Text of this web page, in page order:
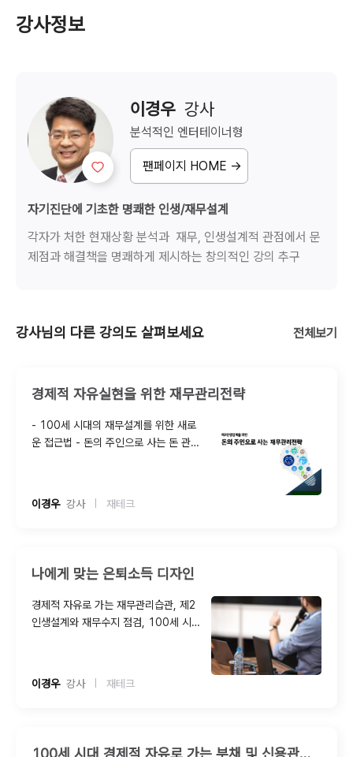
강사정보
이경우 강사
분석적인 엔터테이너형
팬페이지 HOME →
자기진단에 기초한 명쾌한 인생/재무설계
각자가 처한 현재상황 분석과  재무, 인생설계적 관점에서 문
제점과 해결책을 명쾌하게 제시하는 창의적인 강의 추구
강사님의 다른 강의도 살펴보세요 전체보기
경제적 자유실현을 위한 재무관리전략
- 100세 시대의 재무설계를 위한 새로
운 접근법 - 돈의 주인으로 사는 돈 관리
이경우 강사 재테크
나에게 맞는 은퇴소득 디자인
경제적 자유로 가는 재무관리습관, 제2
인생설계와 재무수지 점검, 100세 시대
커리어 비전설계, 에니어그램과 자기발
이경우 강사 재테크
100세 시대 경제적 자유로 가는 부채 및 신용관리 전략